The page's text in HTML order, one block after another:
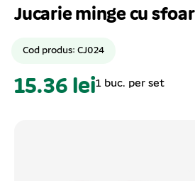
Jucarie minge cu
Cod produs: CJ024
15.36 lei1 buc. per set